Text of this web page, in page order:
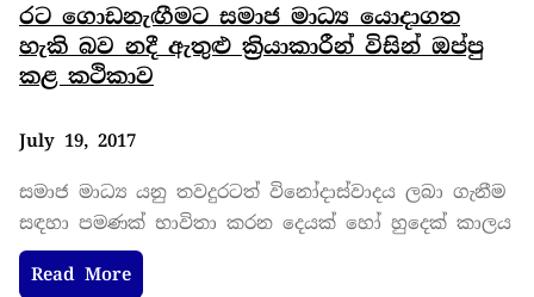
රට ගොඩනැඟීමට සමාජ මාධ්‍ය යොදාගත
හැකි බව නදී ඇතුළු ක්‍රියාකාරීන් විසින් ඔප්පු
කළ කථිකාව
July 19, 2017
සමාජ මාධ්‍ය යනු තවදුරටත් විනෝදාස්වාදය ලබා ගැනීම
සඳහා පමණක් භාවිතා කරන දෙයක් හෝ හුදෙක් කාලය
Read More